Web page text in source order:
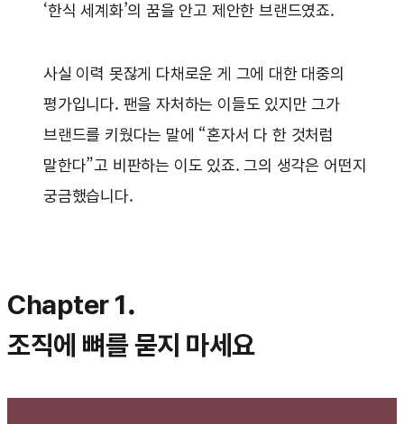
‘한식 세계화’의 꿈을 안고 제안한 브랜드였죠.
사실 이력 못잖게 다채로운 게 그에 대한 대중의
평가입니다. 팬을 자처하는 이들도 있지만 그가
브랜드를 키웠다는 말에 “혼자서 다 한 것처럼
말한다”고 비판하는 이도 있죠. 그의 생각은 어떤지
궁금했습니다.
Chapter 1.
조직에 뼈를 묻지 마세요